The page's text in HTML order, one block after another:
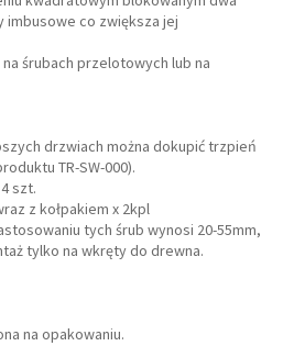
co zwiększa jej
śrubach przelotowych lub na
drzwiach można dokupić trzpień
TR-SW-000).
szt.
z kołpakiem x 2kpl
tych śrub wynosi 20-55mm,
tylko na wkręty do drewna.
na opakowaniu.